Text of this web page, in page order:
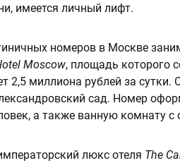
имеется личный лифт.
номеров в Москве
Moscow, площадь которого
2,5 миллиона рублей за сутки.
сад. Номер
а также ванную комнату с
люкс отеля The